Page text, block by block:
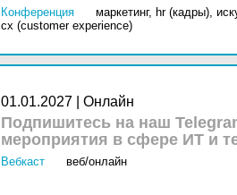
Конференция маркетинг, hr (кадры),
cx (customer experience)
01.01.2027 | Онлайн
Подпишитесь на наш
мероприятия в сфере ИТ и
Вебкаст веб/онлайн